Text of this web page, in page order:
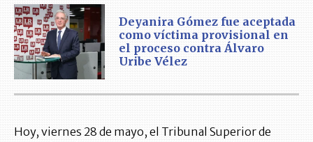
Deyanira Gómez fue aceptada
como víctima provisional en
el proceso contra Álvaro
Uribe Vélez
Hoy, viernes 28 de mayo, el Tribunal Superior de